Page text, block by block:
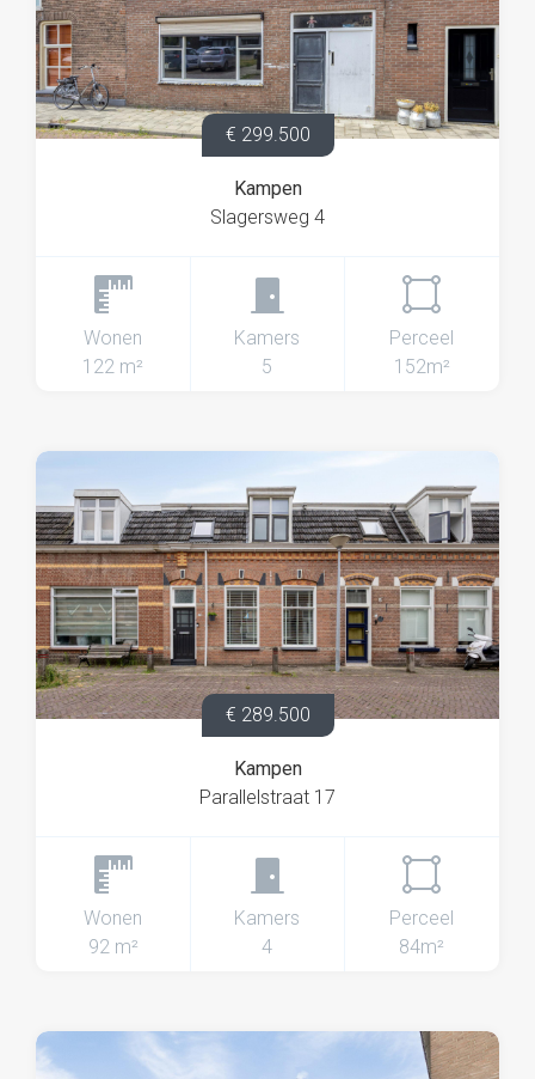
€ 299.500
Kampen
Slagersweg 4
Wonen
122 m²
Kamers
5
Perceel
152m²
€ 289.500
Kampen
Parallelstraat 17
Wonen
92 m²
Kamers
4
Perceel
84m²